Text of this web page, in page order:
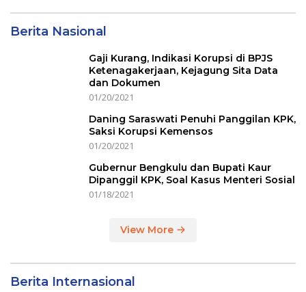
Berita Nasional
Gaji Kurang, Indikasi Korupsi di BPJS
Ketenagakerjaan, Kejagung Sita Data
dan Dokumen
01/20/2021
Daning Saraswati Penuhi Panggilan KPK,
Saksi Korupsi Kemensos
01/20/2021
Gubernur Bengkulu dan Bupati Kaur
Dipanggil KPK, Soal Kasus Menteri Sosial
01/18/2021
View More
Berita Internasional